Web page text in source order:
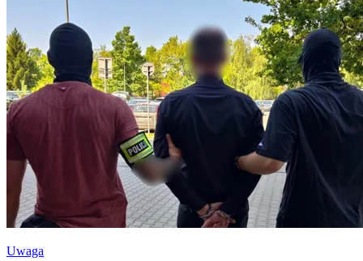
Uwaga